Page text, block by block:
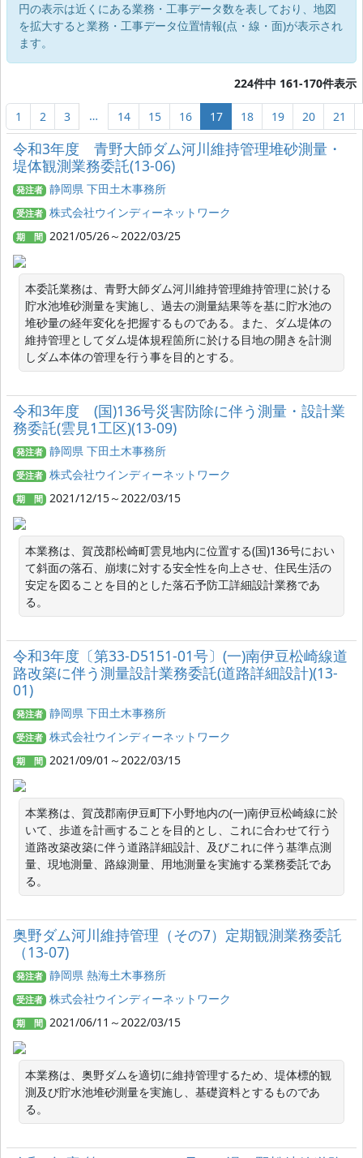
円の表示は近くにある業務・工事データ数を表しており、地図
を拡大すると業務・工事データ位置情報(点・線・面)が表示され
ます。
224件中 161-170件表示
1 2 3 … 14 15 16 17 18 19 20 21
令和3年度 青野大師ダム河川維持管理堆砂測量・
堤体観測業務委託(13-06)
発注者 静岡県 下田土木事務所
受注者 株式会社ウインディーネットワーク
期 間 2021/05/26～2022/03/25
本委託業務は、青野大師ダム河川維持管理維持管理に於ける
貯水池堆砂測量を実施し、過去の測量結果等を基に貯水池の
堆砂量の経年変化を把握するものである。また、ダム堤体の
維持管理としてダム堤体規程箇所に於ける目地の開きを計測
しダム本体の管理を行う事を目的とする。
令和3年度 (国)136号災害防除に伴う測量・設計業
務委託(雲見1工区)(13-09)
発注者 静岡県 下田土木事務所
受注者 株式会社ウインディーネットワーク
期 間 2021/12/15～2022/03/15
本業務は、賀茂郡松崎町雲見地内に位置する(国)136号におい
て斜面の落石、崩壊に対する安全性を向上させ、住民生活の
安定を図ることを目的とした落石予防工詳細設計業務であ
る。
令和3年度〔第33-D5151-01号〕(一)南伊豆松崎線道
路改築に伴う測量設計業務委託(道路詳細設計)(13-
01)
発注者 静岡県 下田土木事務所
受注者 株式会社ウインディーネットワーク
期 間 2021/09/01～2022/03/15
本業務は、賀茂郡南伊豆町下小野地内の(一)南伊豆松崎線に於
いて、歩道を計画することを目的とし、これに合わせて行う
道路改築改築に伴う道路詳細設計、及びこれに伴う基準点測
量、現地測量、路線測量、用地測量を実施する業務委託であ
る。
奥野ダム河川維持管理（その7）定期観測業務委託
（13-07)
発注者 静岡県 熱海土木事務所
受注者 株式会社ウインディーネットワーク
期 間 2021/06/11～2022/03/15
本業務は、奥野ダムを適切に維持管理するため、堤体標的観
測及び貯水池堆砂測量を実施し、基礎資料とするものであ
る。